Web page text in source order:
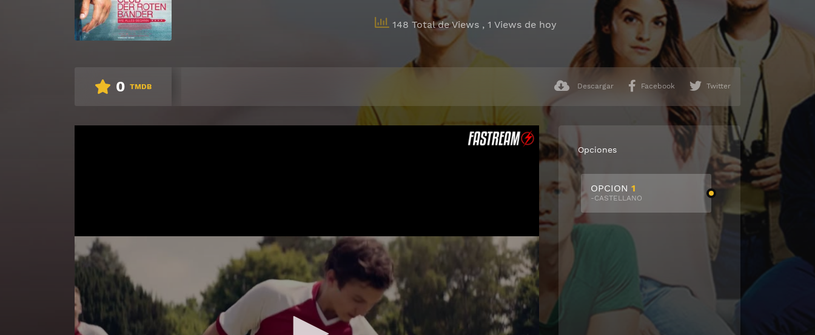
148 Total de Views , 1 Views de hoy
0 TMDB Descargar Facebook Twitter
Opciones
OPCION 1
-CASTELLANO